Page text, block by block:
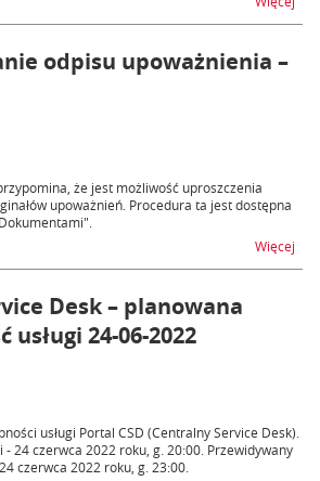
odpisu upoważnienia –
że jest możliwość uproszczenia
upoważnień. Procedura ta jest dostępna
Więcej
Desk – planowana
24-06-2022
usługi Portal CSD (Centralny Service Desk).
- 24 czerwca 2022 roku, g. 20:00. Przewidywany
czerwca 2022 roku, g. 23:00.